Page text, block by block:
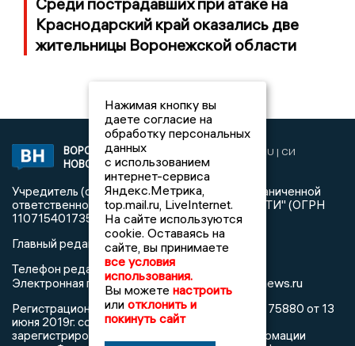
Краснодарский край оказались две
жительницы Воронежской области
ВОРОНЕЖСКИЕ
НОВОСТИ
2019 © VORONEZHNEWS.RU | СИ
«Воронежские новости»
Учредитель (соучредители): Общество с ограниченной
ответственностью "РЕГИОНАЛЬНЫЕ НОВОСТИ" (ОГРН
1107154017354)
Главный редактор: Пирогов А.А.
Телефон редакции: +7 (473) 262 77 92
Электронная почта редакции:info@voronezhnews.ru
Регистрационный номер: серия Эл № ФС 77 - 75880 от 13
июня 2019г. согласно выписке из реестра
зарегистрированных средств массовой информации
Нажимая кнопку вы
даете согласие на
обработку персональных
данных
с использованием
интернет-сервиса
Яндекс.Метрика,
top.mail.ru, LiveInternet.
На сайте используются
cookie. Оставаясь на
сайте, вы принимаете
все условия
использования.
Вы можете настроить
или отклонить и
покинуть сайт